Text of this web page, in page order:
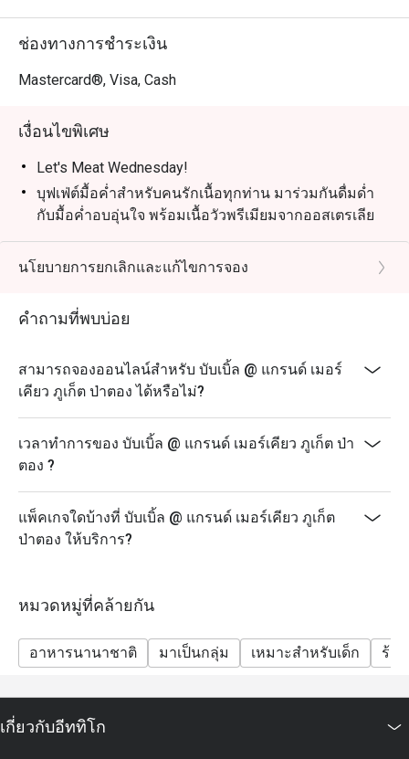
ยกระดับสุดสัปดาห์ของคุณกับบุฟเฟ่ต์ซีฟู้ดสุดยิ่งใหญ่ ไฮไลท์
รวมถึงถาดซีฟู้ดออนไอซ์ เช่น กั้งล็อบสเตอร์ หอยนางรม นำ
เข้าฝรั่งเศส กุ้งแม่น้ำ และซาชิมิญี่ปุ่น พร้อมสลัด ซุป และ
ให้ลิ้มลอง
เวลา: 18:00 – 22:00 | ราคา: 1,390 บาทสุทธิ/ท่าน
เด็กอายุ 4–12 ปี: ลด 50% | เด็กอายุต่ำกว่า 4 ปี: ฟรี
สถานที่: ห้องอาหาร Bubbles, Grand Mercure Phuket
Patong Resort and Villas
ช่องทางการชำระเงิน
Mastercard®, Visa, Cash
เงื่อนไขพิเศษ
Let's Meat Wednesday!
บุฟเฟ่ต์มื้อค่ำสำหรับคนรักเนื้อทุกท่าน มาร่วมกันดื่มด่ำ
กับมื้อค่ำอบอุ่นใจ พร้อมเนื้อวัวพรีเมียมจากออสเตรเลีย
ย่างอย่างพิถีพิถัน, ซีฟู้ดสดใหม่บนน้ำแข็ง, เมนูอินเดีย
รสชาติจัดจ้าน และซูชิ & ซาชิมิสดใหม่ ทุกอย่างเพียง
วันที่: ทุกวันพุธ
เวลา: 18:00 – 22:00 น.
ราคา: 890 บาทสุทธิ/ท่าน
ส่วนลดอีททิโกสามารถใช้ได้กับเมนูบุฟเฟ่ต์เท่านั้น ไม่
ราคาสุทธิรวมภาษีและค่าบริการแล้ว
เด็กอายุ 4–12 ปี รับส่วนลด 50% เด็กอายุต่ำกว่า 4 ปี รับ
(Seafood Night), วันพุธ (Let's Meat Wednesday) และวัน
ศุกร์ (Grand Seafood Buffet)
แนะนำให้สำรองที่นั่งล่วงหน้า โดยเฉพาะสำหรับกลุ่ม
ใหญ่
รายการอาหารอาจมีการเปลี่ยนแปลงตามฤดูกาลและ
วัตถุดิบสด
นโยบายการยกเลิกและแก้ไขการจอง
คำถามที่พบบ่อย
สามารถจองออนไลน์สำหรับ บับเบิ้ล @ แกรนด์ เมอร์
เคียว ภูเก็ต ป่าตอง ได้หรือไม่?
เวลาทำการของ บับเบิ้ล @ แกรนด์ เมอร์เคียว ภูเก็ต ป่า
ตอง ?
แพ็คเกจใดบ้างที่ บับเบิ้ล @ แกรนด์ เมอร์เคียว ภูเก็ต
ป่าตอง ให้บริการ?
หมวดหมู่ที่คล้ายกัน
อาหารนานาชาติ มาเป็นกลุ่ม เหมาะสำหรับเด็ก ร้า
เกี่ยวกับอีททิโก